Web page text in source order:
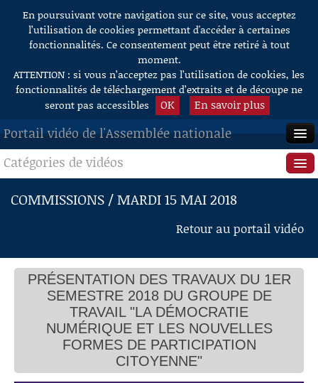
Aller au contenu
En poursuivant votre navigation sur ce site, vous acceptez
l’utilisation de cookies permettant d'accéder à certaines
fonctionnalités. Ce consentement peut être retiré à tout
moment.
ATTENTION : si vous n’acceptez pas l’utilisation de cookies, les
fonctionnalités de téléchargement d’extraits et de découpe ne
seront pas accessibles
OK En savoir plus
Portail vidéo de l'Assemblée nationale
ACCUEIL
EN DIRECT
RECHERCHE
AIDE À LA DÉCOUPE
DE VIDÉOS
Catégories de vidéos
Séance publique
Questions au Gouvernement
Commissions
Présidence
Évènements
Connaissance, Histoire
Autres
COMMISSIONS / MARDI 15 MAI 2018
Retour au portail vidéo
PRÉSENTATION DES TRAVAUX DU 1ER
SEMESTRE 2018 DU GROUPE DE
TRAVAIL "LA DÉMOCRATIE
NUMÉRIQUE ET LES NOUVELLES
FORMES DE PARTICIPATION
CITOYENNE"